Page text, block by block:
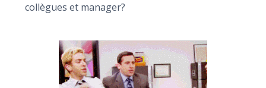
collègues et manager?